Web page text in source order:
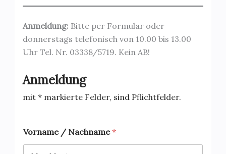
Anmeldung:Bitte per Formular oder
donnerstags telefonisch von 10.00 bis 13.00
Uhr Tel. Nr. 03338/5719. Kein AB!
Anmeldung
mit * markierte Felder, sind Pflichtfelder.
Vorname / Nachname*